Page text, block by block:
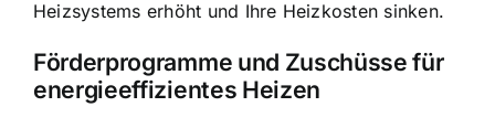
Heizsystems erhöht und Ihre Heizkosten sinken.
Förderprogramme und Zuschüsse für
energieeffizientes Heizen